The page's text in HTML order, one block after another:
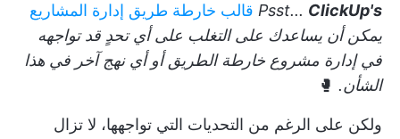
Psst... ClickUp's
قالب خارطة طريق إدارة المشاريع
يمكن أن يساعدك على التغلب على أي تحدٍ قد تواجهه
في إدارة مشروع خارطة الطريق أو أي نهج آخر في هذا
الشأن. 🥊
ولكن على الرغم من التحديات التي تواجهها، لا تزال